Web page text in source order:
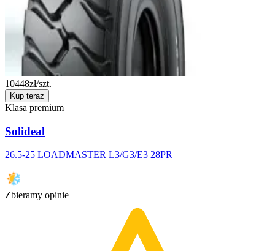
10448zł/szt.
Kup teraz
Klasa premium
Solideal
26.5-25 LOADMASTER L3/G3/E3 28PR
Zbieramy opinie